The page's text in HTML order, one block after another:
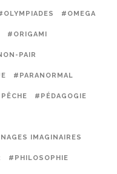
#OMEGA
#ORIGAMI
PAIR
#PARANORMAL
#PÉDAGOGIE
IMAGINAIRES
#PHILOSOPHIE